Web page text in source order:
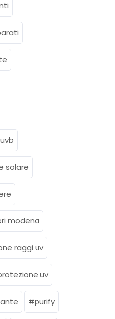
solare
modena
raggi uv
uv
purify